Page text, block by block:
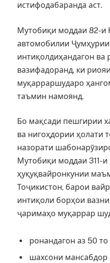
истифодабаранда аст.
Мутобиқи моддаи 82-и
автомобилии Ҷумҳурии
интиқолдиҳандагон ва
вазифадоранд, ки
муқарраршударо
таъмин намоянд.
Бо мақсади пешгирии
ва нигоҳдории ҳолати
назорати
Мутобиқи моддаи 311-и
ҳуқуқвайронкунии
Тоҷикистон, барои
интиқоли борҳои
ҷаримаҳо муқаррар
ронандагон аз 50
шахсони мансабдор